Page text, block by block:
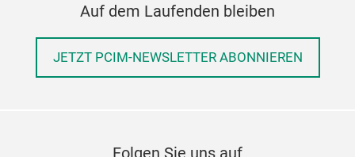
Auf dem Laufenden bleiben
JETZT PCIM-NEWSLETTER ABONNIEREN
Folgen Sie uns auf